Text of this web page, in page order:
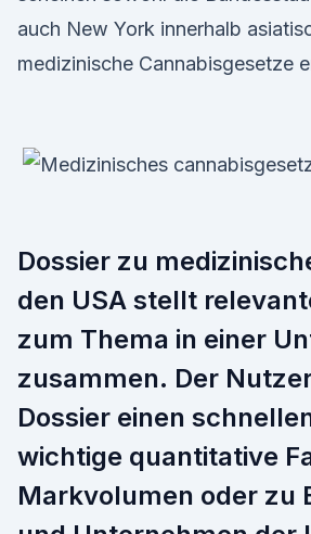
auch New York innerhalb
medizinische Cannabisgesetze
Dossier zu
den USA stellt
zum Thema in einer
zusammen. Der
Dossier einen
wichtige quantitative
Markvolumen oder zu